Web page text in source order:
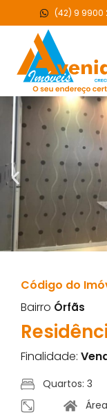
(42) 9 9900
Código do
Bairro Órfãs
Finalidade:
Quartos: 3